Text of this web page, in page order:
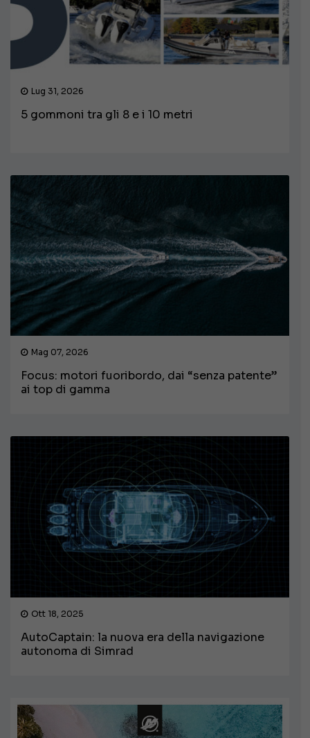
Lug 31, 2026
5 gommoni tra gli 8 e i 10 metri
Mag 07, 2026
Focus: motori fuoribordo, dai “senza patente”
ai top di gamma
Ott 18, 2025
AutoCaptain: la nuova era della navigazione
autonoma di Simrad